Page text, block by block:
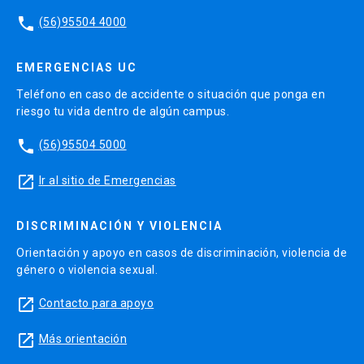
phone (56)95504 4000
EMERGENCIAS UC
Teléfono en caso de accidente o situación que ponga en
riesgo tu vida dentro de algún campus.
phone (56)95504 5000
launch Ir al sitio de Emergencias
DISCRIMINACIÓN Y VIOLENCIA
Orientación y apoyo en casos de discriminación, violencia de
género o violencia sexual.
launch Contacto para apoyo
launch Más orientación